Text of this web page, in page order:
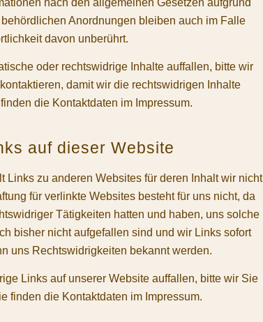
nach den allgemeinen Gesetzen aufgrund
Anordnungen bleiben auch im Falle
davon unberührt.
oder rechtswidrige Inhalte auffallen, bitte wir
damit wir die rechtswidrigen Inhalte
die Kontaktdaten im Impressum.
auf dieser Website
Links zu anderen Websites für deren Inhalt wir nicht
für verlinkte Websites besteht für uns nicht, da
Tätigkeiten hatten und haben, uns solche
bisher nicht aufgefallen sind und wir Links sofort
uns Rechtswidrigkeiten bekannt werden.
Links auf unserer Website auffallen, bitte wir Sie
finden die Kontaktdaten im Impressum.